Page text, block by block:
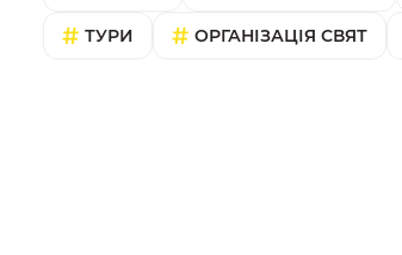
ТУРИ ОРГАНІЗАЦІЯ СВЯТ